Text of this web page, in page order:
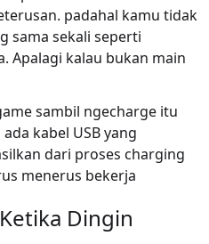
padahal kamu tidak
sama sekali seperti
Apalagi kalau bukan main
sambil ngecharge itu
kabel USB yang
dari proses charging
menerus bekerja
Dingin